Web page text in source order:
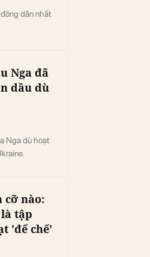
dân nhất
Nga đã
dầu dù
Nga dù hoạt
cỡ nào:
tập
'đế chế'